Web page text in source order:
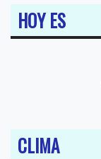
HOY ES
CLIMA